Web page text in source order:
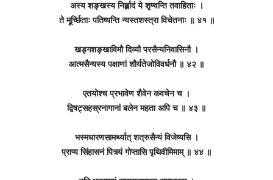
अस्य शङ्खस्य निर्ह्लादं ये शृण्वन्ति तवाहिताः ।
ते मूर्च्छिताः पतिष्यन्ति न्यस्तशस्त्रा विचेतनाः ॥ ४१ ॥
खड्गशङ्खाविमौ दिव्यौ परसैन्यनिवासिनौ ।
आत्मसैन्यस्य पक्षाणां शौर्यतेजोविवर्धनौ ॥ ४२ ॥
एतयोश्च प्रभावेण शैवेन कवचेन च ।
द्विषट्सहस्रनागानां बलेन महता अपि च ॥ ४३ ॥
भस्मधारणसामर्थ्यात् शत्रुसैन्यं विजेष्यसि ।
प्राप्य सिंहासनं पित्र्यं गोप्तासि पृथिवीमिमाम् ॥ ४४ ॥